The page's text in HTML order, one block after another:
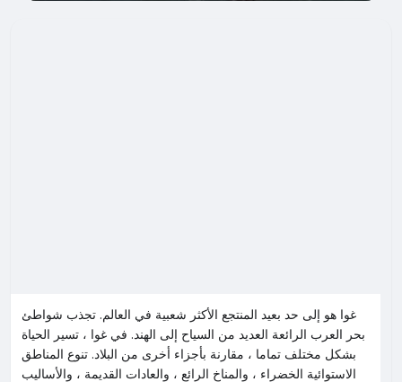
غوا هو إلى حد بعيد المنتجع الأكثر شعبية في العالم. تجذب شواطئ
بحر العرب الرائعة العديد من السياح إلى الهند. في غوا ، تسير الحياة
بشكل مختلف تماما ، مقارنة بأجزاء أخرى من البلاد. تنوع المناطق
الاستوائية الخضراء ، والمناخ الرائع ، والعادات القديمة ، والأساليب